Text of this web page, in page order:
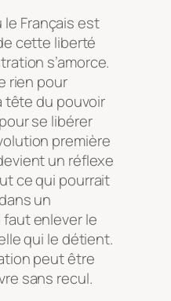
Français est
cette liberté
s’amorce.
rien pour
tête du pouvoir
se libérer
première
un réflexe
ce qui pourrait
un
enlever le
qui le détient.
peut être
sans recul.